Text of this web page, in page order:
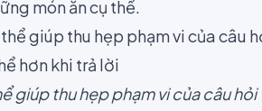
món ăn cụ thể.
giúp thu hẹp phạm vi của câu